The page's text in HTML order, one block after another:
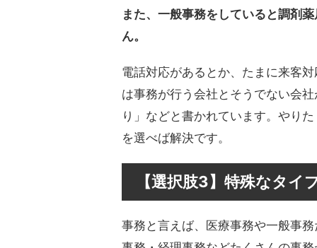
また、一般事務をしていると調剤
ん。
電話対応があるとか、たまに来客
は事務が行う会社とそうでない会
り」などと書かれています。やり
を選べば解決です。
【選択肢3】特殊なタイ
事務と言えば、医療事務や一般事